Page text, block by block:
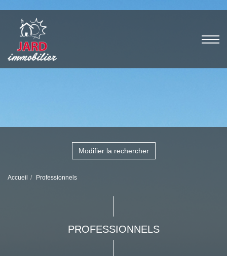
Modifier la rechercher
Accueil Professionnels
PROFESSIONNELS